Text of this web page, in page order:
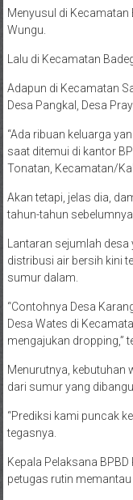
Menyusul di Kecamatan
Wungu.
Lalu di Kecamatan
Adapun di Kecamatan
Desa Pangkal, Desa
“Ada ribuan keluarga
saat ditemui di kantor
Tonatan, Kecamatan/
Akan tetapi, jelas dia,
tahun-tahun sebelumnya.
Lantaran sejumlah
distribusi air bersih kini
sumur dalam.
“Contohnya Desa
Desa Wates di
mengajukan dropping,”
Menurutnya, kebutuhan
dari sumur yang
“Prediksi kami puncak
tegasnya.
Kepala Pelaksana
petugas rutin